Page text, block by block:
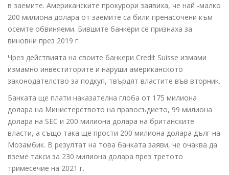
в заемите. Американските прокурори заявиха, че най -малко
200 милиона долара от заемите са били пренасочени към
осемте обвиняеми. Бившите банкери се признаха за
виновни през 2019 г.
Чрез действията на своите банкери Credit Suisse измами
измамно инвеститорите и наруши американското
законодателство за подкуп, твърдят властите във вторник.
Банката ще плати наказателна глоба от 175 милиона
долара на Министерството на правосъдието, 99 милиона
долара на SEC и 200 милиона долара на британските
власти, а също така ще прости 200 милиона долара дълг на
Мозамбик. В резултат на това банката заяви, че очаква да
вземе такси за 230 милиона долара през третото
тримесечие на 2021 г.